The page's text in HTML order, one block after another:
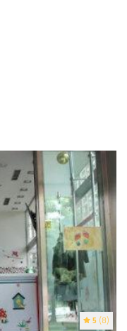
5 (8)